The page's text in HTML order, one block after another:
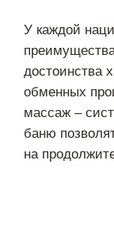
У каждой
достоинства
обменных
массаж –
баню
на